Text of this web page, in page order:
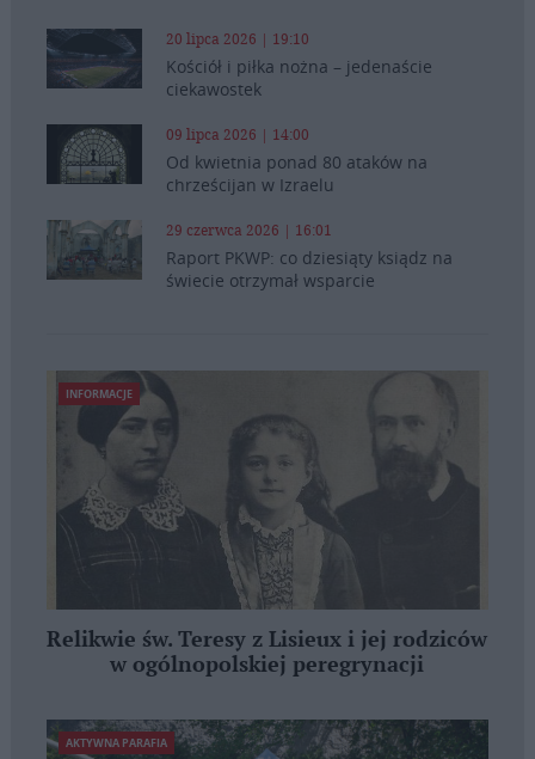
20 lipca 2026 | 19:10
Kościół i piłka nożna – jedenaście
ciekawostek
09 lipca 2026 | 14:00
Od kwietnia ponad 80 ataków na
chrześcijan w Izraelu
29 czerwca 2026 | 16:01
Raport PKWP: co dziesiąty ksiądz na
świecie otrzymał wsparcie
INFORMACJE
Relikwie św. Teresy z Lisieux i jej rodziców
w ogólnopolskiej peregrynacji
AKTYWNA PARAFIA